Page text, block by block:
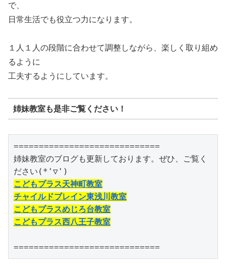
で、
日常生活でも役立つ力になります。
１人１人の段階に合わせて調整しながら、楽しく取り組め
るように
工夫するようにしています。
姉妹教室も是非ご覧ください！
=============================
姉妹教室のブログも更新しております。ぜひ、ご覧く
こどもプラス天神町教室
チャイルドブレイン東浅川教室
こどもプラスめじろ台教室
こどもプラス西八王子教室
=============================